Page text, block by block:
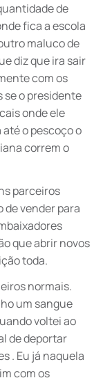
de
fica a escola
maluco de
diz que ira sair
com os
se o presidente
onde ele
o pescoço o
correm o
parceiros
de vender para
que abrir novos
toda.
normais.
um sangue
voltei ao
de deportar
. Eu já naquela
com os